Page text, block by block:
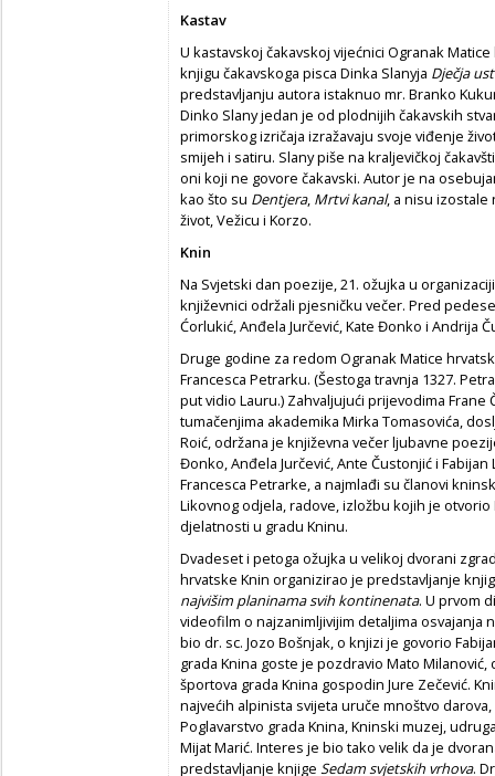
Kastav
U kastavskoj čakavskoj vijećnici Ogranak
knjigu čakavskoga pisca Dinka Slanyja Dječja
predstavljanju autora istaknuo mr. Branko
Dinko Slany jedan je od plodnijih čakavskih
primorskog izričaja izražavaju svoje viđenje
smijeh i satiru. Slany piše na kraljevičkoj
oni koji ne govore čakavski. Autor je na
kao što su Dentjera, Mrtvi kanal, a nisu
život, Vežicu i Korzo.
Knin
Na Svjetski dan poezije, 21. ožujka u
književnici održali pjesničku večer. Pred
Ćorlukić, Anđela Jurčević, Kate Đonko i Andrija
Druge godine za redom Ogranak Matice
Francesca Petrarku. (Šestoga travnja 1327.
put vidio Lauru.) Zahvaljujući prijevodima
tumačenjima akademika Mirka Tomasovića,
Roić, održana je književna večer ljubavne
Đonko, Anđela Jurčević, Ante Čustonjić i
Francesca Petrarke, a najmlađi su članovi
Likovnog odjela, radove, izložbu kojih je
djelatnosti u gradu Kninu.
Dvadeset i petoga ožujka u velikoj dvorani
hrvatske Knin organizirao je predstavljanje
najvišim planinama svih kontinenata. U prvom
videofilm o najzanimljivijim detaljima osvajanja
bio dr. sc. Jozo Bošnjak, o knjizi je govorio
grada Knina goste je pozdravio Mato
športova grada Knina gospodin Jure Zečević.
najvećih alpinista svijeta uruče mnoštvo
Poglavarstvo grada Knina, Kninski muzej,
Mijat Marić. Interes je bio tako velik da je
predstavljanje knjige Sedam svjetskih vrhova.